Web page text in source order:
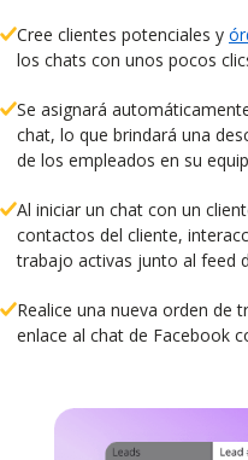
Cree clientes potenciales y
los chats con unos pocos
Se asignará
chat, lo que brindará una
de los empleados en su
Al iniciar un chat con un
contactos del cliente,
trabajo activas junto al feed
Realice una nueva orden de
enlace al chat de Facebook